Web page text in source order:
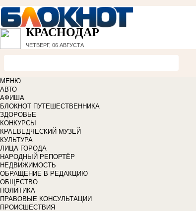
КРАСНОДАР
ЧЕТВЕРГ, 06 АВГУСТА
МЕНЮ
АВТО
АФИША
БЛОКНОТ ПУТЕШЕСТВЕННИКА
ЗДОРОВЬЕ
КОНКУРСЫ
КРАЕВЕДЧЕСКИЙ МУЗЕЙ
КУЛЬТУРА
ЛИЦА ГОРОДА
НАРОДНЫЙ РЕПОРТЁР
НЕДВИЖИМОСТЬ
ОБРАЩЕНИЕ В РЕДАКЦИЮ
ОБЩЕСТВО
ПОЛИТИКА
ПРАВОВЫЕ КОНСУЛЬТАЦИИ
ПРОИСШЕСТВИЯ